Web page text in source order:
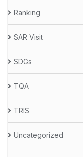
Ranking
SAR Visit
SDGs
TQA
TRIS
Uncategorized